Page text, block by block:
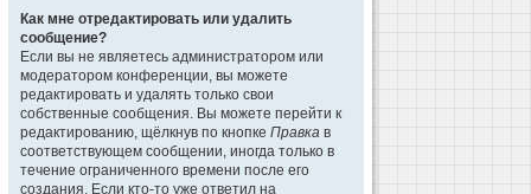
Как мне отредактировать или удалить
сообщение?
Если вы не являетесь администратором или
модератором конференции, вы можете
редактировать и удалять только свои
собственные сообщения. Вы можете перейти к
редактированию, щёлкнув по кнопке Правка в
соответствующем сообщении, иногда только в
течение ограниченного времени после его
создания. Если кто-то уже ответил на